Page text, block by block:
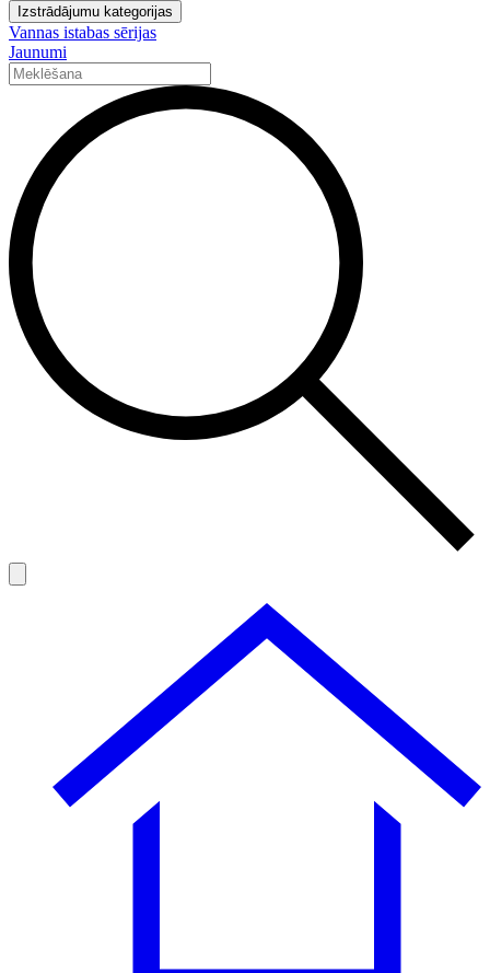
Izstrādājumu kategorijas
Vannas istabas sērijas
Jaunumi